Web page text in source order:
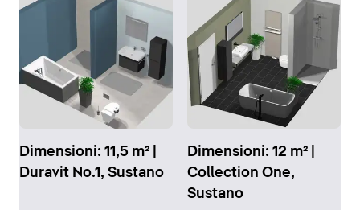
Dimensioni: 11,5 m² |
Duravit No.1, Sustano
Dimensioni: 12 m² |
Collection One,
Sustano